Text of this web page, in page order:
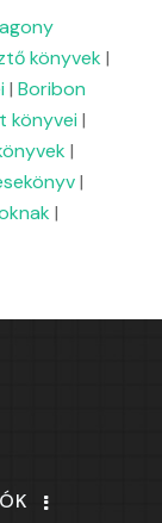
könyvek |
| Boribon
könyvei |
|
|
|